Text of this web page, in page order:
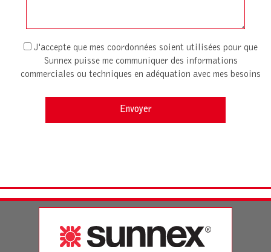
J'accepte que mes coordonnées soient utilisées pour que
Sunnex puisse me communiquer des informations
commerciales ou techniques en adéquation avec mes besoins